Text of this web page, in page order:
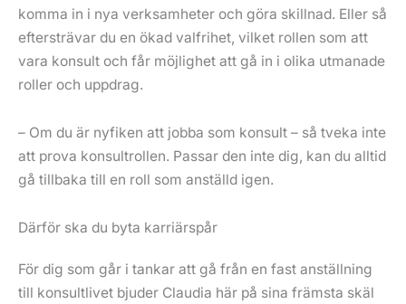
komma in i nya verksamheter och göra skillnad. Eller så
eftersträvar du en ökad valfrihet, vilket rollen som att
vara konsult och får möjlighet att gå in i olika utmanade
roller och uppdrag.
– Om du är nyfiken att jobba som konsult – så tveka inte
att prova konsultrollen. Passar den inte dig, kan du alltid
gå tillbaka till en roll som anställd igen.
Därför ska du byta karriärspår
För dig som går i tankar att gå från en fast anställning
till konsultlivet bjuder Claudia här på sina främsta skäl